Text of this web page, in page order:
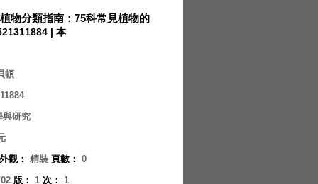
物分類指南：75科常見植物的
| 本
頓
與研究
外觀 ： 精裝 頁數 ： 0
版 ： 1 次 ： 1